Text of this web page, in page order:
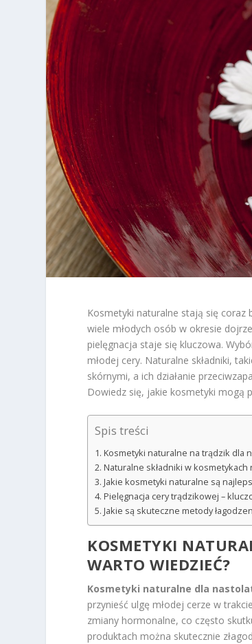
Kosmetyki naturalne stają się
wiele młodych osób w okresie
pielęgnacja staje się kluczowa.
młodej cery. Naturalne składniki,
skórnymi, a ich działanie
Dowiedz się, jakie kosmetyki mogą
Spis treści
Kosmetyki naturalne na trądzik dla
Naturalne składniki w
Jakie kosmetyki naturalne są
Pielęgnacja cery trądzikowej –
Jakie są skuteczne metody
KOSMETYKI
WARTO WIEDZIEĆ?
Kosmetyki naturalne dla
przynieść ulgę młodej cerze w
zmiany hormonalne, co często
produktach można skutecznie